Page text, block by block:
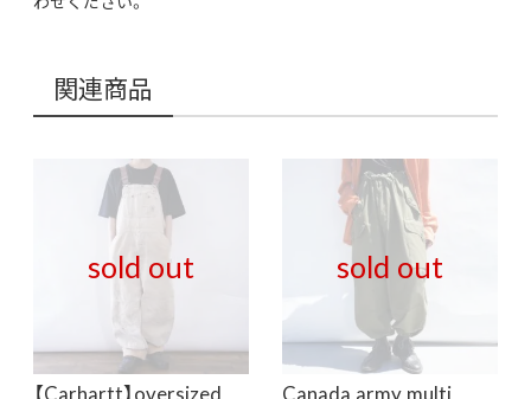
関連商品
sold out sold out